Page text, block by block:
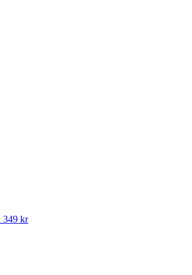
349 kr